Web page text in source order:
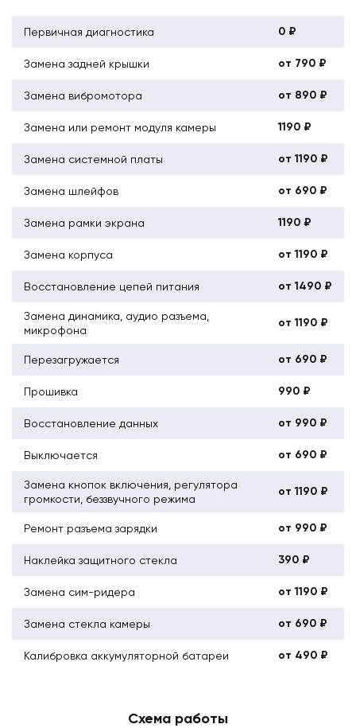
Первичная диагностика 0 ₽
Замена задней крышки от 790 ₽
Замена вибромотора от 890 ₽
Замена или ремонт модуля камеры 1190 ₽
Замена системной платы от 1190 ₽
Замена шлейфов от 690 ₽
Замена рамки экрана 1190 ₽
Замена корпуса от 1190 ₽
Восстановление цепей питания от 1490 ₽
Замена динамика, аудио разъема,
микрофона
от 1190 ₽
Перезагружается от 690 ₽
Прошивка 990 ₽
Восстановление данных от 990 ₽
Выключается от 690 ₽
Замена кнопок включения, регулятора
громкости, беззвучного режима
от 1190 ₽
Ремонт разъема зарядки от 990 ₽
Наклейка защитного стекла 390 ₽
Замена сим-ридера от 1190 ₽
Замена стекла камеры от 690 ₽
Калибровка аккумуляторной батареи от 490 ₽
Схема работы